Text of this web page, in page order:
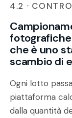
4.2 ·
che è uno
scambio di
Ogni lotto
piattaforma
dalla quantità